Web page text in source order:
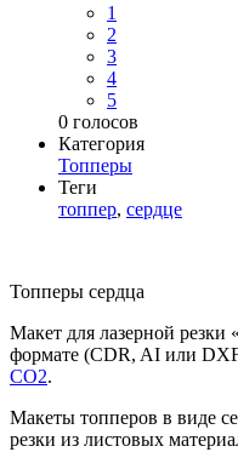
1
2
3
4
5
0 голосов
Категория
Топперы
Теги
топпер, сердце
Топперы сердца
Макет для лазерной резки
формате (CDR, AI или
СО2.
Макеты топперов в виде
резки из листовых